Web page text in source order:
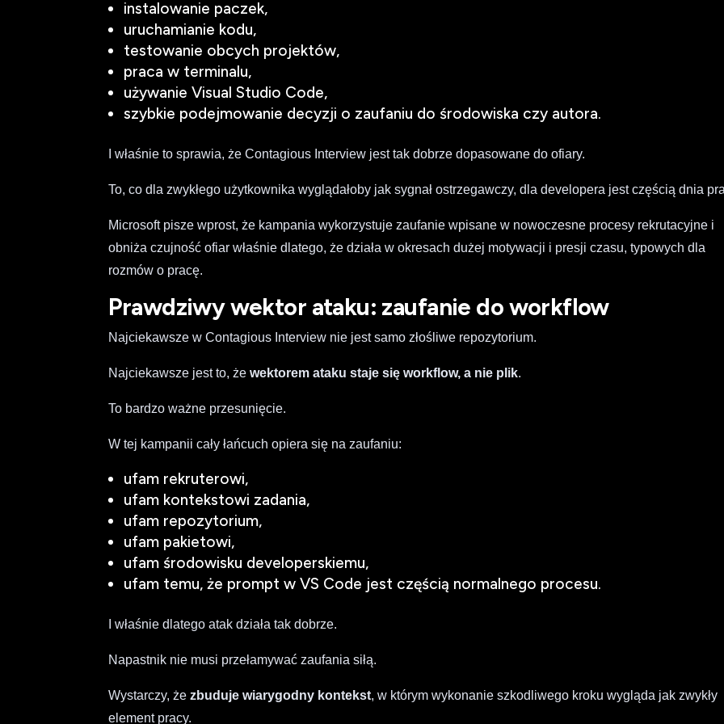
instalowanie paczek,
uruchamianie kodu,
testowanie obcych projektów,
praca w terminalu,
używanie Visual Studio Code,
szybkie podejmowanie decyzji o zaufaniu do środowiska czy autora.
I właśnie to sprawia, że Contagious Interview jest tak dobrze dopasowane do ofiary.
To, co dla zwykłego użytkownika wyglądałoby jak sygnał ostrzegawczy, dla developera jest częścią dnia
Microsoft pisze wprost, że kampania wykorzystuje zaufanie wpisane w nowoczesne procesy rekrutacyjne i
obniża czujność ofiar właśnie dlatego, że działa w okresach dużej motywacji i presji czasu, typowych dla
rozmów o pracę.
Prawdziwy wektor ataku: zaufanie do workflow
Najciekawsze w Contagious Interview nie jest samo złośliwe repozytorium.
Najciekawsze jest to, żewektorem ataku staje się workflow, a nie plik.
To bardzo ważne przesunięcie.
W tej kampanii cały łańcuch opiera się na zaufaniu:
ufam rekruterowi,
ufam kontekstowi zadania,
ufam repozytorium,
ufam pakietowi,
ufam środowisku developerskiemu,
ufam temu, że prompt w VS Code jest częścią normalnego procesu.
I właśnie dlatego atak działa tak dobrze.
Napastnik nie musi przełamywać zaufania siłą.
Wystarczy, żezbuduje wiarygodny kontekst, w którym wykonanie szkodliwego kroku wygląda jak zwykły
element pracy.